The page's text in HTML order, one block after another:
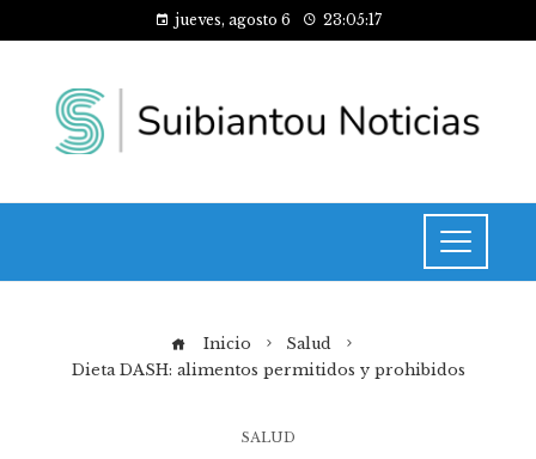
jueves, agosto 6 23:05:18
Inicio
Salud
Dieta DASH: alimentos permitidos y prohibidos
SALUD